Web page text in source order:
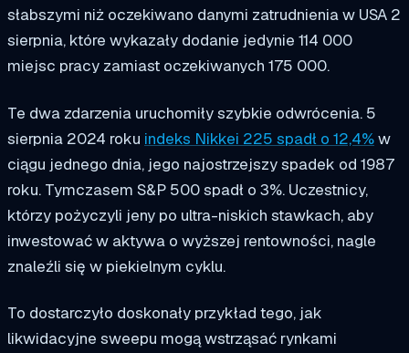
słabszymi niż oczekiwano danymi zatrudnienia w USA 2
sierpnia, które wykazały dodanie jedynie 114 000
miejsc pracy zamiast oczekiwanych 175 000.
Te dwa zdarzenia uruchomiły szybkie odwrócenia. 5
sierpnia 2024 roku indeks Nikkei 225 spadł o 12,4%w
ciągu jednego dnia, jego najostrzejszy spadek od 1987
roku. Tymczasem S&P 500 spadł o 3%. Uczestnicy,
którzy pożyczyli jeny po ultra-niskich stawkach, aby
inwestować w aktywa o wyższej rentowności, nagle
znaleźli się w piekielnym cyklu.
To dostarczyło doskonały przykład tego, jak
likwidacyjne sweepu mogą wstrząsać rynkami